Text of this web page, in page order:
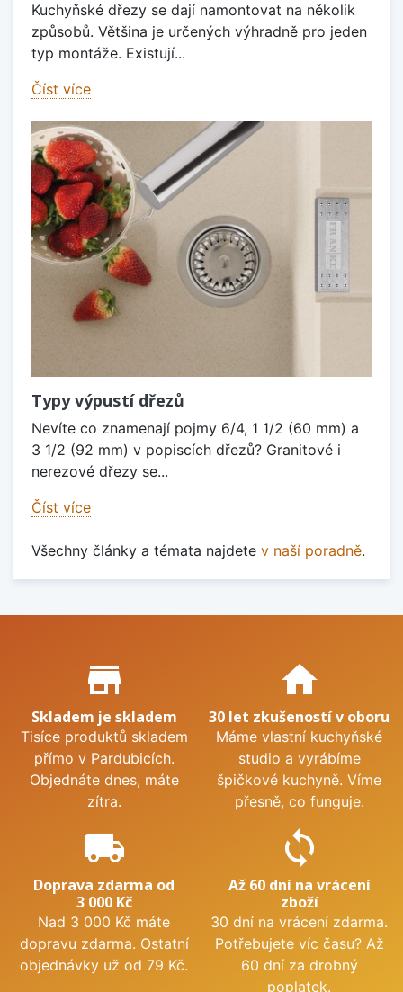
Kuchyňské dřezy se dají namontovat na několik
způsobů. Většina je určených výhradně pro jeden
typ montáže. Existují...
Číst více
Typy výpustí dřezů
Nevíte co znamenají pojmy 6/4, 1 1/2 (60 mm) a
3 1/2 (92 mm) v popiscích dřezů? Granitové i
nerezové dřezy se...
Číst více
Všechny články a témata najdete v naší poradně.
Proč nakupovat u nás?
store_mall_directory
Skladem je skladem
Tisíce produktů skladem
přímo v Pardubicích.
Objednáte dnes, máte
zítra.
home
30 let zkušeností v oboru
Máme vlastní kuchyňské
studio a vyrábíme
špičkové kuchyně. Víme
přesně, co funguje.
local_shipping
Doprava zdarma od
3 000 Kč
Nad 3 000 Kč máte
dopravu zdarma. Ostatní
objednávky už od 79 Kč.
sync
Až 60 dní na vrácení
zboží
30 dní na vrácení zdarma.
Potřebujete víc času? Až
60 dní za drobný
poplatek.